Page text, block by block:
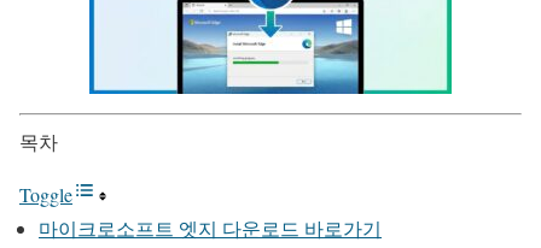
목차
Toggle
마이크로소프트 엣지 다운로드 바로가기